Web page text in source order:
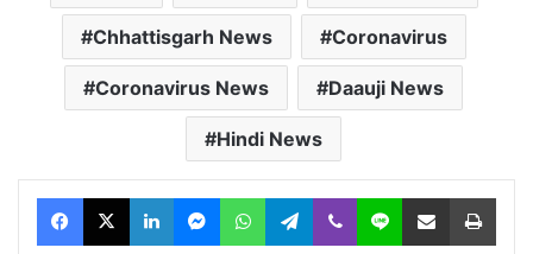
Chhattisgarh News Coronavirus
Coronavirus News Daauji News
Hindi News
Facebook
X LinkedInMessengerWhatsAppTelegram
Viber Line Share via Email Print